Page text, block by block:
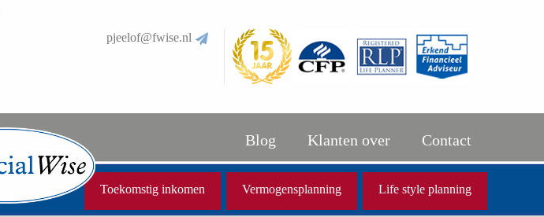
pjeelof@fwise.nl
Contact
Klanten over
Blog
Life style planning
Vermogensplanning
Toekomstig inkomen